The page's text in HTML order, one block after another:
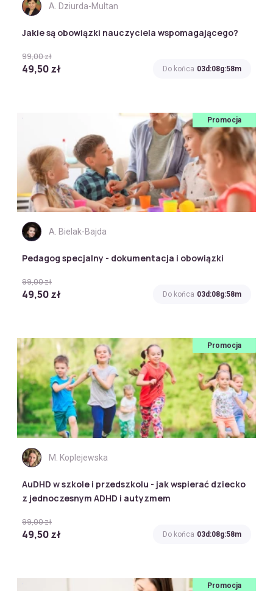
A. Dziurda-Multan
Jakie są obowiązki nauczyciela wspomagającego?
99,00 zł
49,50 zł Do końca 03d:08g:58m
Promocja
A. Bielak-Bajda
Pedagog specjalny - dokumentacja i obowiązki
99,00 zł
49,50 zł Do końca 03d:08g:58m
Promocja
M. Koplejewska
AuDHD w szkole i przedszkolu - jak wspierać dziecko
z jednoczesnym ADHD i autyzmem
99,00 zł
49,50 zł Do końca 03d:08g:58m
Promocja